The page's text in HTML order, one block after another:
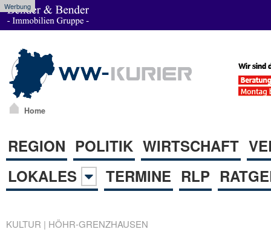
Werbung
Home
REGION POLITIK WIRTSCHAFT
LOKALES
TERMINE RLP
KULTUR | HÖHR-GRENZHAUSEN